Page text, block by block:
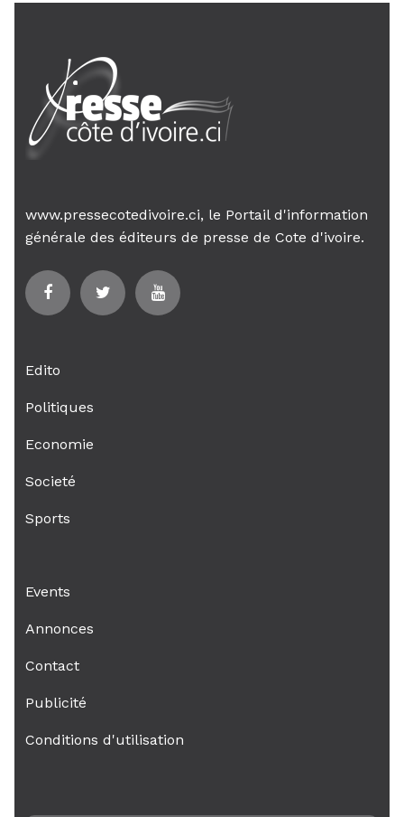
www.pressecotedivoire.ci, le Portail d'information
générale des éditeurs de presse de Cote d'ivoire.
Edito
Politiques
Economie
Societé
Sports
Events
Annonces
Contact
Publicité
Conditions d'utilisation